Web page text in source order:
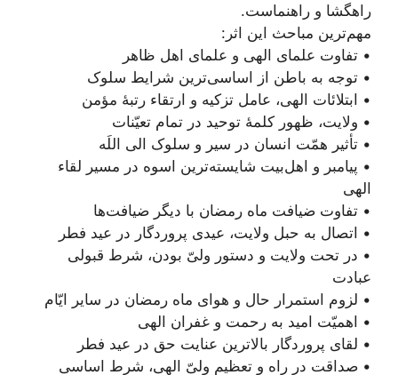
راهگشا و راهنماست.
مهم‌ترین مباحث این اثر:
• تفاوت علمای الهی و علمای اهل ظاهر
• توجه به باطن از اساسی‌ترین شرایط سلوک
• ابتلائات الهی، عامل تزکیه و ارتقاء رتبۀ مؤمن
• ولایت، ظهور کلمۀ توحید در تمام تعیّنات
• تأثیر همّت انسان در سیر و سلوک الی اللَه
• پیامبر و اهل‌بیت شایسته‌ترین اسوه در مسیر لقاء
الهی
• تفاوت ضیافت ماه رمضان با دیگر ضیافت‌ها
• اتصال به حبل ولایت، عیدی پروردگار در عید فطر
• در تحت ولایت و دستور ولیّ بودن، شرط قبولی
عبادت
• لزوم استمرار حال و هوای ماه رمضان در سایر ایّام
• اهمیّت امید به رحمت و غفران الهی
• لقای پروردگار بالاترین عنایت حق در عید فطر
• صداقت در راه و تعظیم ولیّ الهی، شرط اساسی